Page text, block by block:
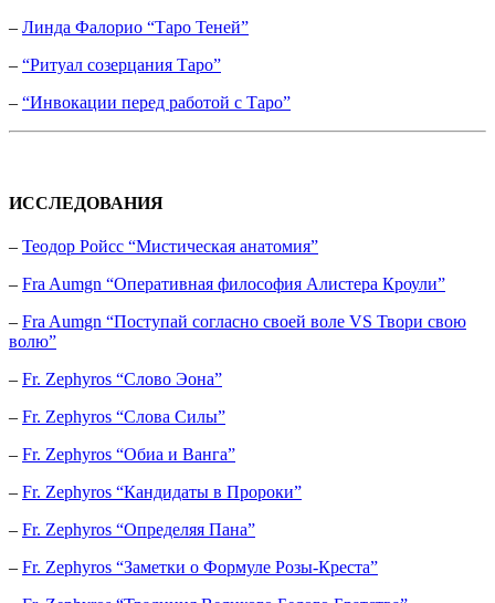
– Линда Фалорио “Таро Теней”
– “Ритуал созерцания Таро”
– “Инвокации перед работой с Таро”
ИССЛЕДОВАНИЯ
– Теодор Ройсс “Мистическая анатомия”
– Fra Aumgn “Оперативная философия Алистера Кроули”
– Fra Aumgn “Поступай согласно своей воле VS Твори свою
волю”
– Fr. Zephyros “Слово Эона”
– Fr. Zephyros “Слова Силы”
– Fr. Zephyros “Обиа и Ванга”
– Fr. Zephyros “Кандидаты в Пророки”
– Fr. Zephyros “Определяя Пана”
– Fr. Zephyros “Заметки о Формуле Розы-Креста”